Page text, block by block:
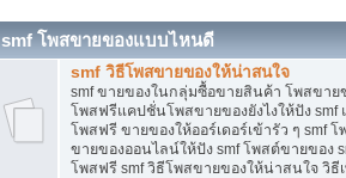
smf โพสขายของแบบไหนดี
smf วิธีโพสขายของให้น่าสนใจ
smf ขายของในกลุ่มซื้อขายสินค้า โพสขาย
โพสฟรีแคปชั่นโพสขายของยังไงให้ปัง
โพสฟรี ขายของให้ออร์เดอร์เข้ารัว ๆ smf
ขายของออนไลน์ให้ปัง smf โพสต์ขายของ
โพสฟรี smf วิธีโพสขายของให้น่าสนใจ วิธี